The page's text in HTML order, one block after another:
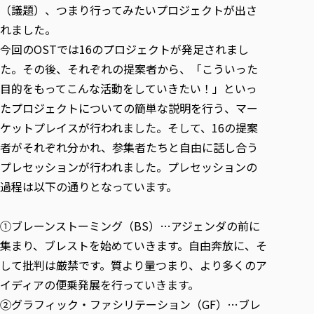
（議題）、つまり行ってみたいプロジェクトが出さ
れました。
今回のOSTでは16のプロジェクトが発足されまし
た。その後、それぞれの提案者から、「こういった
目的をもってこんな活動をしていきたい！」といっ
たプロジェクトについての簡単な説明を行う、マー
ケットプレイスが行われました。そして、16の提案
者がそれぞれ分かれ、参集者たちと自由に話し合う
プレセッションが行われました。プレセッションの
過程は以下の通りとなっています。
①ブレーンストーミング（BS）…アジェンダの前に
集まり、ブレストを始めていきます。自由奔放に、そ
して批判は厳禁です。質より量つまり、より多くのア
イディアの便乗発展を行っていきます。
②グラフィック・ファシリテーション（GF）…ブレ